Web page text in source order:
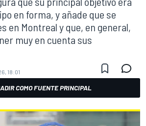
en forma, y añade que se
en Montreal y que, en general,
muy en cuenta sus
18:01
COMO FUENTE PRINCIPAL